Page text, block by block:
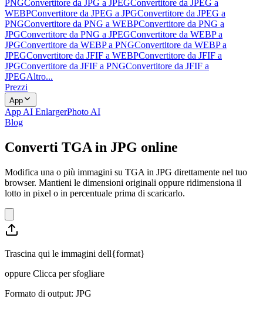
PNGConvertitore da JPG a JPEGConvertitore da JPEG a
WEBPConvertitore da JPEG a JPGConvertitore da JPEG a
PNGConvertitore da PNG a WEBPConvertitore da PNG a
JPGConvertitore da PNG a JPEGConvertitore da WEBP a
JPGConvertitore da WEBP a PNGConvertitore da WEBP a
JPEGConvertitore da JFIF a WEBPConvertitore da JFIF a
JPGConvertitore da JFIF a PNGConvertitore da JFIF a
JPEGAltro...
Prezzi
App
App AI EnlargerPhoto AI
Blog
Converti TGA in JPG online
Modifica una o più immagini su TGA in JPG direttamente nel tuo
browser. Mantieni le dimensioni originali oppure ridimensiona il
lotto in pixel o in percentuale prima di scaricarlo.
Trascina qui le immagini dell{format}
oppure Clicca per sfogliare
Formato di output: JPG